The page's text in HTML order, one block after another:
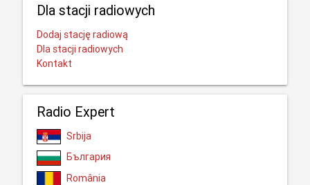
Dla stacji radiowych
Dodaj stację radiową
Dla stacji radiowych
Kontakt
Radio Expert
Srbija
България
România